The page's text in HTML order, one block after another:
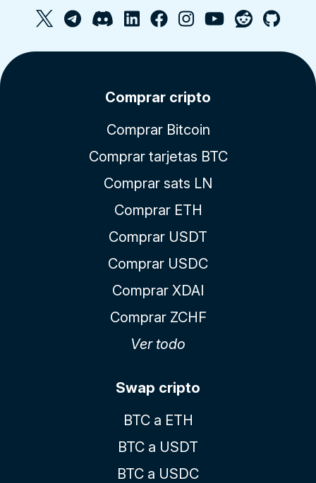
Comprar cripto
Comprar Bitcoin
Comprar tarjetas BTC
Comprar sats LN
Comprar ETH
Comprar USDT
Comprar USDC
Comprar XDAI
Comprar ZCHF
Ver todo
Swap cripto
BTC a ETH
BTC a USDT
BTC a USDC